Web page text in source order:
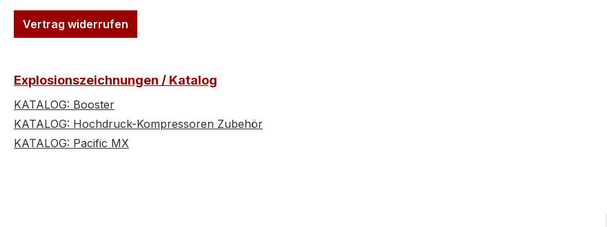
Vertrag widerrufen
Explosionszeichnungen / Katalog
KATALOG: Booster
KATALOG: Hochdruck-Kompressoren Zubehör
KATALOG: Pacific MX